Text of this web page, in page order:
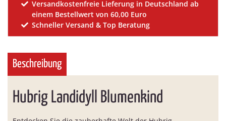
Versandkostenfreie Lieferung in Deutschland ab
einem Bestellwert von 60,00 Euro
Schneller Versand & Top Beratung
Beschreibung
Hubrig Landidyll Blumenkind